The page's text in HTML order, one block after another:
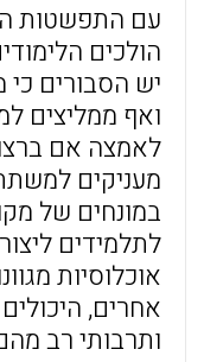
עם התפשטות
הולכים
יש הסבורים
ואף ממליצים
לאמצה אם
מעניקים
במונחים של
לתלמידים
אוכלוסיות
אחרים,
ותרבותי רב